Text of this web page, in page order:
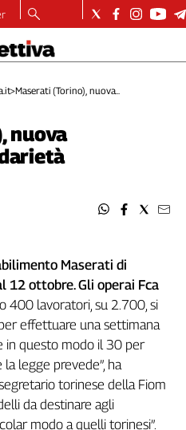
>Maserati (Torino), nuova...
nuova
Maserati di
12 ottobre. Gli operai Fca
400 lavoratori, su 2.700, si
effettuare una settimana
in questo modo il 30 per
legge prevede”, ha
torinese della Fiom
da destinare agli
modo a quelli torinesi”.